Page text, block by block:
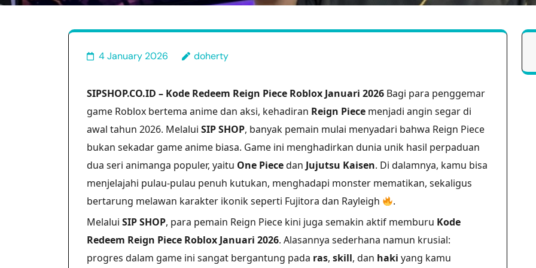
4 January 2026 doherty
SIPSHOP.CO.ID – Kode Redeem Reign Piece Roblox Januari 2026 Bagi para penggemar
game Roblox bertema anime dan aksi, kehadiran Reign Piece menjadi angin segar di
awal tahun 2026. Melalui SIP SHOP, banyak pemain mulai menyadari bahwa Reign Piece
bukan sekadar game anime biasa. Game ini menghadirkan dunia unik hasil perpaduan
dua seri animanga populer, yaitu One Piecedan Jujutsu Kaisen. Di dalamnya, kamu bisa
menjelajahi pulau-pulau penuh kutukan, menghadapi monster mematikan, sekaligus
bertarung melawan karakter ikonik seperti Fujitora dan Rayleigh
.
Melalui SIP SHOP, para pemain Reign Piece kini juga semakin aktif memburu Kode
Redeem Reign Piece Roblox Januari 2026. Alasannya sederhana namun krusial:
progres dalam game ini sangat bergantung pada ras, skill, dan haki yang kamu